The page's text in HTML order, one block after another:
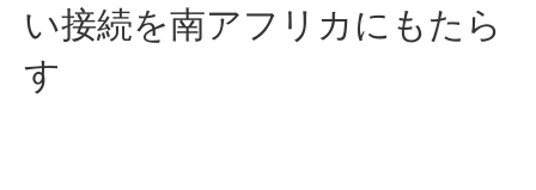
い接続を南アフリカにもたら
す